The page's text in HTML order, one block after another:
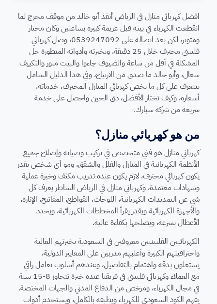
افضل كهربائي منازل في الرياض أنقذ أبو خالد من موقف محرج لما
انقطعت الكهرباء في بيته قبل عزيمة كبيرة بساعتين وكان محتار
ومتوتر، لكن بعد اتصاله على 0539247092، وصل كهربائي
فلبيني محترف خلال 25 دقيقة، وبخبرته وأدواته المتطورة حل
المشكلة في أقل من ساعة والضيوف جاءوا والبيت منور والتكييف
شغال، وأبو خالد ما صدق من الارتياح، وفي هذا الدليل الشامل
بتتعرف على كل ما يخص كهربائي المنازل المحترف، خدماته،
أسعاره، وكيف تختار الأفضل، دق الحين واحصل على خدمة
سريعة من شركة سبارك.
من هو كهربائي منازل؟
كهربائي منازل هو فني متخصص في تركيب وصيانة وإصلاح جميع
الأنظمة الكهربائية في المنازل والفلل والشقق، ومو أي شخص يقدر
يكون كهربائي محترف، لازم يكون عنده تدريب مكثف وخبرة عملية
وشهادات معتمدة، وكهربائي منازل في الرياض الشاطر يعرف كل
شي عن التمديدات الكهربائية، اللوحات، القواطع، المفاتيح، الإنارة،
والأجهزة الكهربائية ويقدر يقرأ المخططات الكهربائية، ويحدد
الأعطال بسرعة، ويصلحها بكفاءة عالية.
الكهربائيين الفلبينيين معروفين في السعودية بخبرتهم العالية
واحترافيتهم الكبيرة وأغلبهم مدربين على المعايير الدولية،
يشتغلون بدقة واهتمام بالتفاصيل، وعندهم أسلوب تعامل راقي
مع العملاء وكهربائي فلبيني في فريقنا عنده خبرة تتجاوز 8-15 سنة
في مجال الكهرباء، ومرخص من الدفاع المدني والجهات المختصة.
يفهم الكود السعودي للكهرباء ويطبقه بالكامل، ويستخدم أدوات